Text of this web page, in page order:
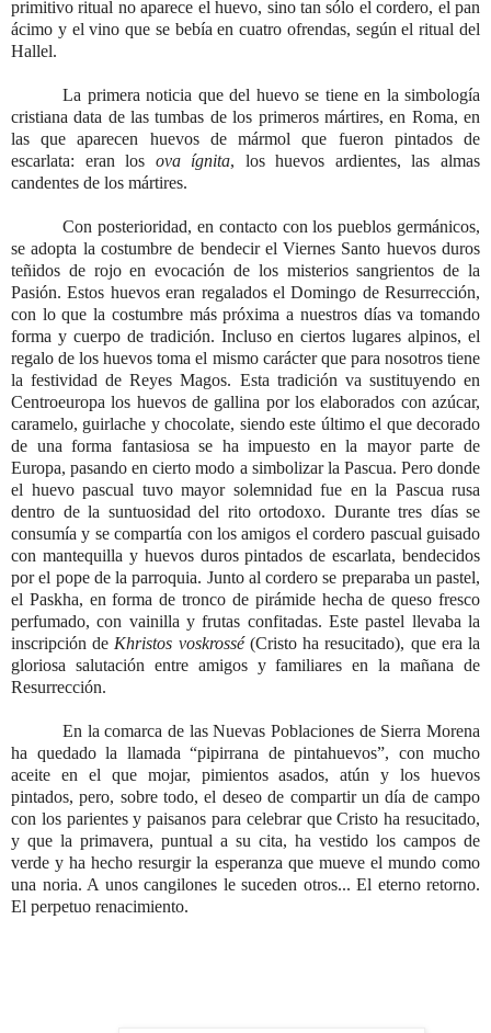
primitivo ritual no aparece el huevo, sino tan sólo el cordero, el pan
ácimo y el vino que se bebía en cuatro ofrendas, según el ritual del
Hallel.
La primera noticia que del huevo se tiene en la simbología
cristiana data de las tumbas de los primeros mártires, en Roma, en
las que aparecen huevos de mármol que fueron pintados de
escarlata: eran los ova ígnita, los huevos ardientes, las almas
candentes de los mártires.
Con posterioridad, en contacto con los pueblos germánicos,
se adopta la costumbre de bendecir el Viernes Santo huevos duros
teñidos de rojo en evocación de los misterios sangrientos de la
Pasión. Estos huevos eran regalados el Domingo de Resurrección,
con lo que la costumbre más próxima a nuestros días va tomando
forma y cuerpo de tradición. Incluso en ciertos lugares alpinos, el
regalo de los huevos toma el mismo carácter que para nosotros tiene
la festividad de Reyes Magos. Esta tradición va sustituyendo en
Centroeuropa los huevos de gallina por los elaborados con azúcar,
caramelo, guirlache y chocolate, siendo este último el que decorado
de una forma fantasiosa se ha impuesto en la mayor parte de
Europa, pasando en cierto modo a simbolizar la Pascua. Pero donde
el huevo pascual tuvo mayor solemnidad fue en la Pascua rusa
dentro de la suntuosidad del rito ortodoxo. Durante tres días se
consumía y se compartía con los amigos el cordero pascual guisado
con mantequilla y huevos duros pintados de escarlata, bendecidos
por el pope de la parroquia. Junto al cordero se preparaba un pastel,
el Paskha, en forma de tronco de pirámide hecha de queso fresco
perfumado, con vainilla y frutas confitadas. Este pastel llevaba la
inscripción de Khristos voskrossé(Cristo ha resucitado), que era la
gloriosa salutación entre amigos y familiares en la mañana de
Resurrección.
En la comarca de las Nuevas Poblaciones de Sierra Morena
ha quedado la llamada “pipirrana de pintahuevos”, con mucho
aceite en el que mojar, pimientos asados, atún y los huevos
pintados, pero, sobre todo, el deseo de compartir un día de campo
con los parientes y paisanos para celebrar que Cristo ha resucitado,
y que la primavera, puntual a su cita, ha vestido los campos de
verde y ha hecho resurgir la esperanza que mueve el mundo como
una noria. A unos cangilones le suceden otros... El eterno retorno.
El perpetuo renacimiento.